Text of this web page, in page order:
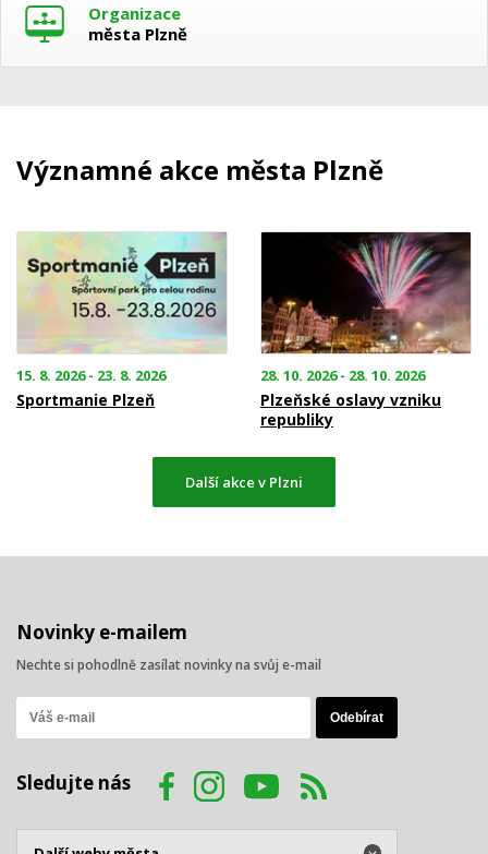
Organizace
města Plzně
Významné akce města Plzně
15. 8. 2026 - 23. 8. 2026
Sportmanie Plzeň
28. 10. 2026 - 28. 10. 2026
Plzeňské oslavy vzniku
republiky
Další akce v Plzni
Novinky e-mailem
Nechte si pohodlně zasílat novinky na svůj e-mail
Sledujte nás